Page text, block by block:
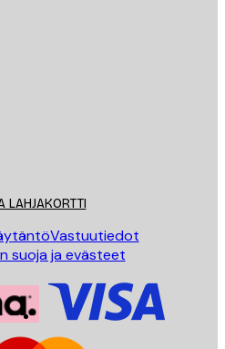
LAHJAKORTTI
Vastuutiedot
suoja ja evästeet